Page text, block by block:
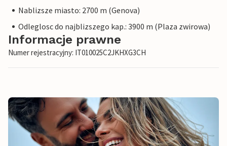
Nablizsze miasto: 2700 m (Genova)
Odleglosc do najblizszego kap.: 3900 m (Plaza zwirowa)
Informacje prawne
Numer rejestracyjny: IT010025C2JKHXG3CH